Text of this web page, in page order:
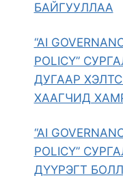
БАЙГУУЛЛАА
“AI
POLICY”
ДУГААР
ХААГЧИД
“AI
POLICY”
ДҮҮРЭГТ